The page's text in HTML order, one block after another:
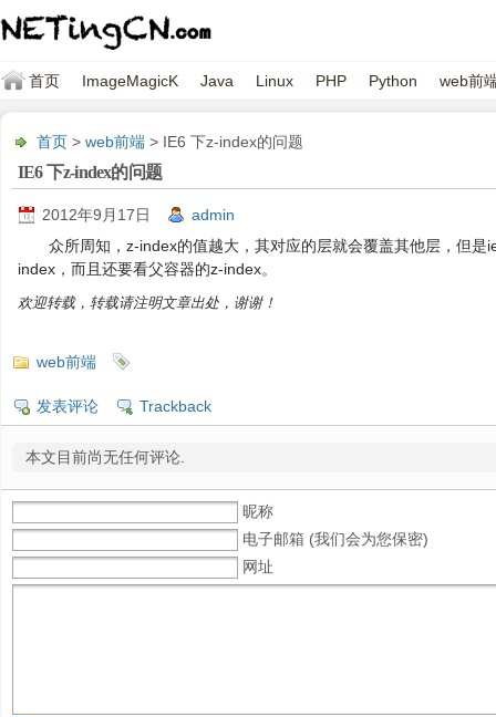
首页 ImageMagicK Java Linux PHP Python web前
首页 > web前端 > IE6 下z-index的问题
IE6 下z-index的问题
2012年9月17日
admin
众所周知，z-index的值越大，其对应的层就会覆盖其他层，但
index，而且还要看父容器的z-index。
欢迎转载，转载请注明文章出处，谢谢！
web前端
发表评论 Trackback
本文目前尚无任何评论.
昵称
电子邮箱 (我们会为您保密)
网址